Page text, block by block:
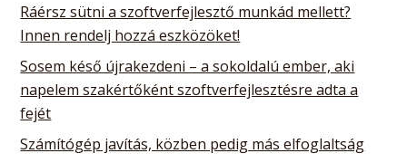
Ráérsz sütni a szoftverfejlesztő munkád mellett?
Innen rendelj hozzá eszközöket!
Sosem késő újrakezdeni – a sokoldalú ember, aki
napelem szakértőként szoftverfejlesztésre adta a
fejét
Számítógép javítás, közben pedig más elfoglaltság